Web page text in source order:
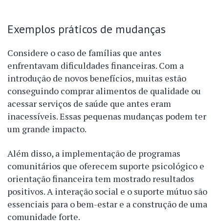
Exemplos práticos de mudanças
Considere o caso de famílias que antes
enfrentavam dificuldades financeiras. Com a
introdução de novos benefícios, muitas estão
conseguindo comprar alimentos de qualidade ou
acessar serviços de saúde que antes eram
inacessíveis. Essas pequenas mudanças podem ter
um grande impacto.
Além disso, a implementação de programas
comunitários que oferecem suporte psicológico e
orientação financeira tem mostrado resultados
positivos. A interação social e o suporte mútuo são
essenciais para o bem-estar e a construção de uma
comunidade forte.